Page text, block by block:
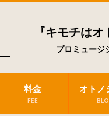
『キモチは
プロミュージ
料金
FEE
オトノ